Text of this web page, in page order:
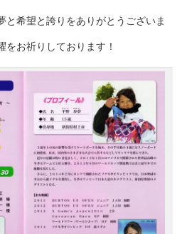
と希望と誇りをありがとうございま
をお祈りしております！